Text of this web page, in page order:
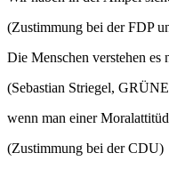
(Zustimmung bei der FDP
Die Menschen verstehen
(Sebastian Striegel,
wenn man einer
(Zustimmung bei der CDU)